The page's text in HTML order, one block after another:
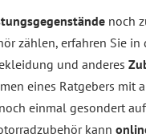
noch
zählen, erfahren Sie in
und anderes
eines Ratgebers mit
einmal gesondert
kann